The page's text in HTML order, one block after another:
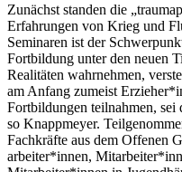
Zunächst standen die
Erfahrungen von Krieg und
Seminaren ist der
Fortbildung unter den neuen
Realitäten wahrnehmen,
am Anfang zumeist
Fortbildungen teilnahmen, sei
so Knappmeyer.
Fachkräfte aus dem Offenen
arbeiter*innen,